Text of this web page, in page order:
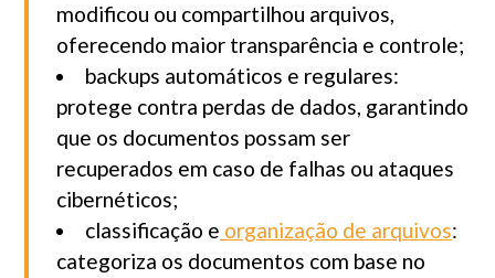
modificou ou compartilhou arquivos,
oferecendo maior transparência e controle;
backups automáticos e regulares:
protege contra perdas de dados, garantindo
que os documentos possam ser
recuperados em caso de falhas ou ataques
cibernéticos;
classificação e organização de arquivos:
categoriza os documentos com base no